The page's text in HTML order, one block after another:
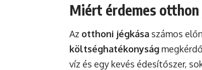
Miért érdemes
Az otthoni jégkása számos
költséghatékonyság
víz és egy kevés édesítőszer,